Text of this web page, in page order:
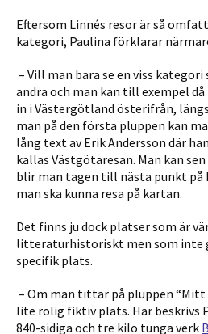
Eftersom Linnés resor är så
kategori, Paulina förklarar
– Vill man bara se en viss
andra och man kan till exempel
in i Västergötland österifrån,
man på den första pluppen kan
lång text av Erik Andersson där
kallas Västgötaresan. Man kan
blir man tagen till nästa punkt på
man ska kunna resa på kartan.
Det finns ju dock platser som är
litteraturhistoriskt men som inte
specifik plats.
– Om man tittar på pluppen “Mitt
lite rolig fiktiv plats. Här beskrivs
840-sidiga och tre kilo tunga verk